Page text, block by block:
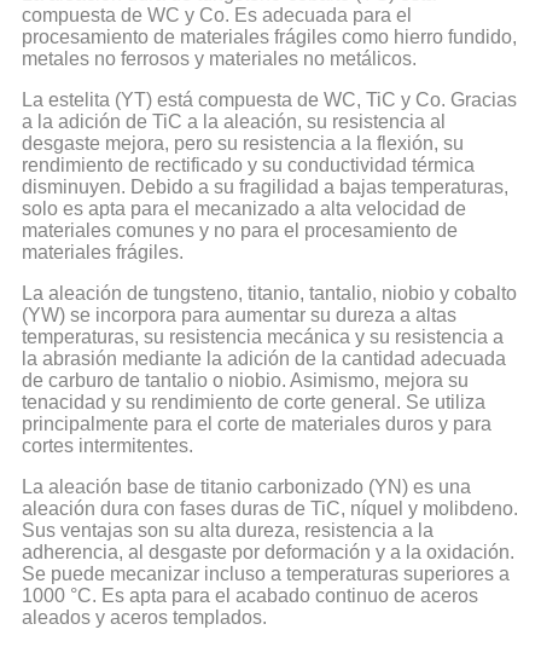
compuesta de WC y Co. Es adecuada para el
procesamiento de materiales frágiles como hierro fundido,
metales no ferrosos y materiales no metálicos.
La estelita (YT) está compuesta de WC, TiC y Co. Gracias
a la adición de TiC a la aleación, su resistencia al
desgaste mejora, pero su resistencia a la flexión, su
rendimiento de rectificado y su conductividad térmica
disminuyen. Debido a su fragilidad a bajas temperaturas,
solo es apta para el mecanizado a alta velocidad de
materiales comunes y no para el procesamiento de
materiales frágiles.
La aleación de tungsteno, titanio, tantalio, niobio y cobalto
(YW) se incorpora para aumentar su dureza a altas
temperaturas, su resistencia mecánica y su resistencia a
la abrasión mediante la adición de la cantidad adecuada
de carburo de tantalio o niobio. Asimismo, mejora su
tenacidad y su rendimiento de corte general. Se utiliza
principalmente para el corte de materiales duros y para
cortes intermitentes.
La aleación base de titanio carbonizado (YN) es una
aleación dura con fases duras de TiC, níquel y molibdeno.
Sus ventajas son su alta dureza, resistencia a la
adherencia, al desgaste por deformación y a la oxidación.
Se puede mecanizar incluso a temperaturas superiores a
1000 °C. Es apta para el acabado continuo de aceros
aleados y aceros templados.